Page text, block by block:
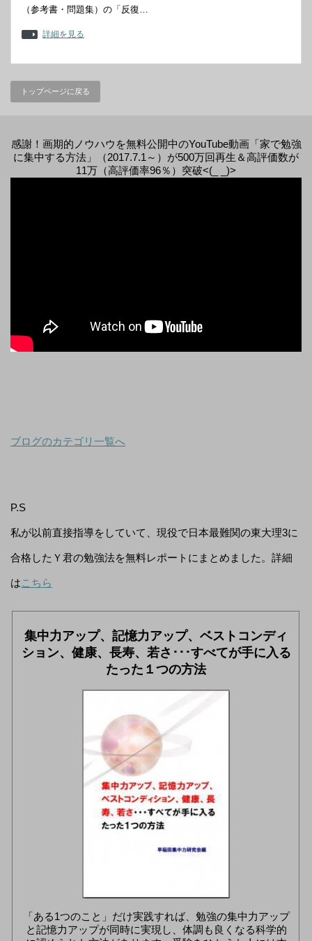
（参考書・問題集）の「反復…
詳細を見る
トップページに戻る
感謝！画期的ノウハウを無料公開中のYouTube動画「家で勉強
に集中する方法」（2017.7.1～）が500万回再生＆高評価数が
11万（高評価率96％）突破<(_ _)>
ブログのカテゴリ一覧へ
P.S
私が以前直接指導をしていて、現役で日本最難関の東大理3に
合格したＹ君の勉強法を無料レポートにまとめました。詳細
はこちら
集中力アップ、記憶力アップ、ベストコンディ
ション、健康、長寿、若さ･･･すべてが手に入る
たった１つの方法
「ある1つのこと」だけ実践すれば、勉強の集中力アップ
と記憶力アップが同時に実現し、体調も良くなる科学的